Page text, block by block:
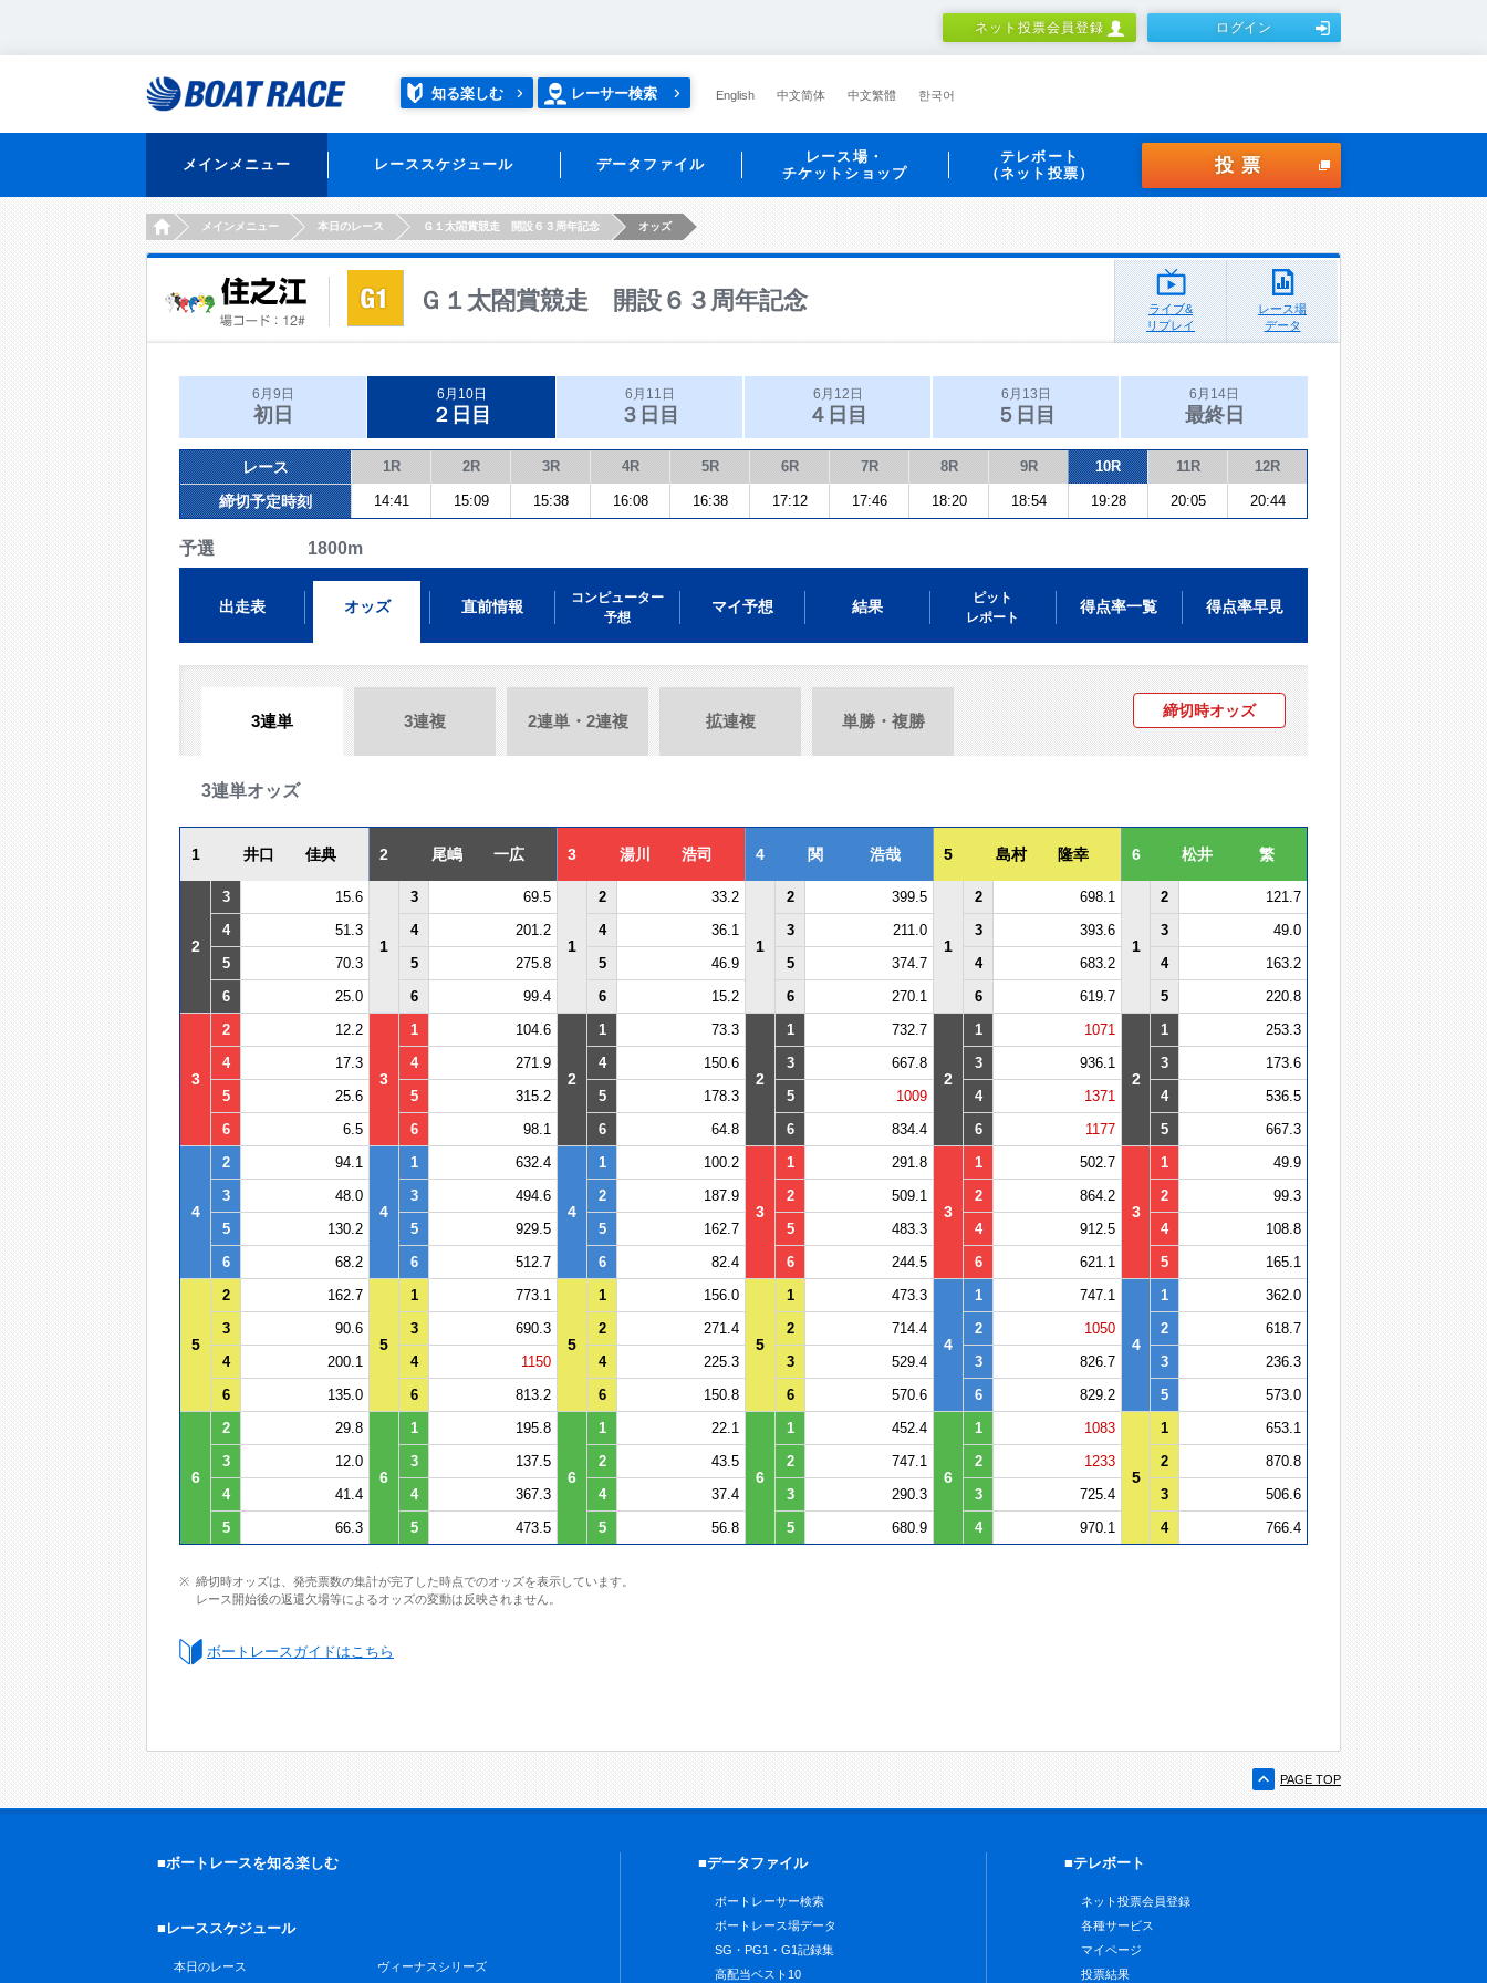
ネット投票会員登録 ログイン
知る楽しむ レーサー検索 English 中文简体 中文繁體 한국어
メインメニュー レーススケジュール データファイル
レース場・
チケットショップ
テレボート
（ネット投票）
投票
HOMEメインメニュー 本日のレース Ｇ１太閤賞競走 開設６３周年記念 オッズ
Ｇ１太閤賞競走 開設６３周年記念
ライブ&
リプレイ
レース場
データ
6月9日
初日
6月10日
２日目
6月11日
３日目
6月12日
４日目
6月13日
５日目
6月14日
最終日
レース 1R 2R 3R 4R 5R 6R 7R 8R 9R 10R 11R 12R
締切予定時刻 14:41 15:09 15:38 16:08 16:38 17:12 17:46 18:20 18:54 19:28 20:05 20:44
予選 1800m
出走表 オッズ 直前情報
コンピューター
予想
マイ予想 結果
ピット
レポート
得点率一覧 得点率早見
3連単 3連複 2連単・2連複 拡連複 単勝・複勝
締切時オッズ
3連単オッズ
1 井口 佳典 2 尾嶋 一広 3 湯川 浩司 4 関 浩哉 5 島村 隆幸 6 松井 繁
2
3 15.6
1
3 69.5
1
2 33.2
1
2 399.5
1
2 698.1
1
2
121.7
4
51.3 4 201.2 4 36.1 3 211.0 3 393.6 3
49.0
5
70.3 5 275.8 5 46.9 5 374.7 4 683.2 4
163.2
6
25.0 6 99.4 6 15.2 6 270.1 6 619.7 5 220.8
3
2 12.2
3
1 104.6
2
1 73.3
2
1 732.7
2
1 1071
2
1
253.3
4
17.3 4 271.9 4 150.6 3 667.8 3 936.1 3
173.6
5
25.6 5 315.2 5 178.3 5 1009 4 1371 4
536.5
6
6.5 6 98.1 6 64.8 6 834.4 6 1177 5 667.3
4
2 94.1
4
1 632.4
4
1 100.2
3
1 291.8
3
1 502.7
3
1
49.9
3
48.0 3 494.6 2 187.9 2 509.1 2 864.2 2
99.3
5
130.2 5 929.5 5 162.7 5 483.3 4 912.5 4
108.8
6
68.2 6 512.7 6 82.4 6 244.5 6 621.1 5 165.1
5
2 162.7
5
1 773.1
5
1 156.0
5
1 473.3
4
1 747.1
4
1
362.0
3
90.6 3 690.3 2 271.4 2 714.4 2 1050 2
618.7
4
200.1 4 1150 4 225.3 3 529.4 3 826.7 3
236.3
6
135.0 6 813.2 6 150.8 6 570.6 6 829.2 5 573.0
6
2 29.8
6
1 195.8
6
1 22.1
6
1 452.4
6
1 1083
5
1
653.1
3
12.0 3 137.5 2 43.5 2 747.1 2 1233 2
870.8
4
41.4 4 367.3 4 37.4 3 290.3 3 725.4 3
506.6
5
66.3 5 473.5 5 56.8 5 680.9 4 970.1 4 766.4
締切時オッズは、発売票数の集計が完了した時点でのオッズを表示しています。
レース開始後の返還欠場等によるオッズの変動は反映されません。
ボートレースガイドはこちら
PAGE TOP
■ボートレースを知る楽しむ
■レーススケジュール
本日のレース ヴィーナスシリーズ
■データファイル
ボートレーサー検索
ボートレース場データ
SG・PG1・G1記録集
高配当ベスト10
■テレボート
ネット投票会員登録
各種サービス
マイページ
投票結果